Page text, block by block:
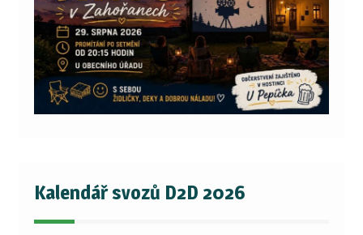
Kalendář svozů D2D 2026